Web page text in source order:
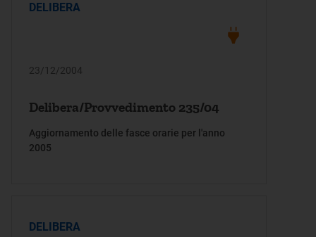
DELIBERA
23/12/2004
Delibera/Provvedimento 235/04
Aggiornamento delle fasce orarie per l'anno
2005
DELIBERA